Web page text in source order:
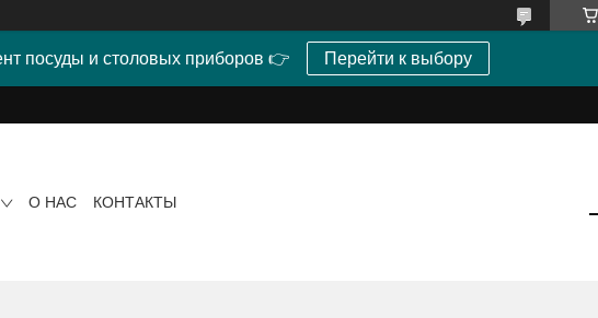
посуды и столовых приборов 👉 Перейти к выбору
О НАС КОНТАКТЫ